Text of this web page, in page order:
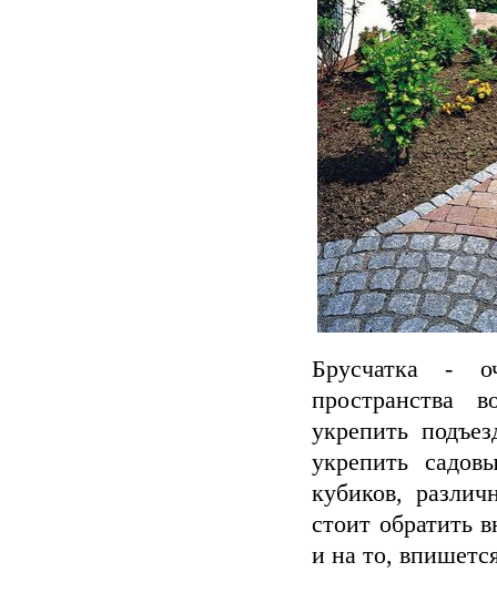
Брусчатка -
пространства
укрепить
укрепить
кубиков,
стоит обратить
и на то,